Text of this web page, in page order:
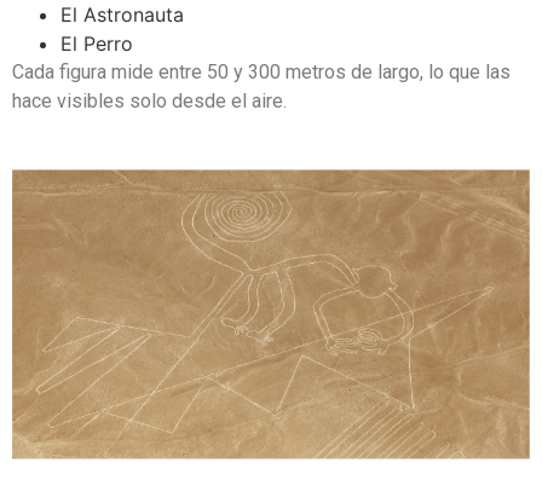
El Astronauta
El Perro
Cada figura mide entre 50 y 300 metros de largo, lo que las
hace visibles solo desde el aire.